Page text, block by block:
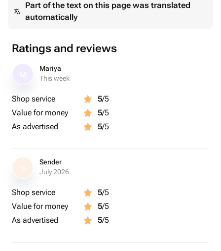
Доставка через СМС
✓ Место: любая точка Мира
✓ будет отправлен платформой flowwow по СМС
указанному получателю
✓ Цена доставки: бесплатно 0 руб.
✓ Формат доставки: файл .pdf
✓ В рабочее время, сотрудники обработают заказ
Консультация мастера и индивидуальный подбор
стрижек
двумя мастерами
Консультация мастера по домашнему уходу и укладке
После окончания стрижки Вам предложат выпит чай
Part of the text on this page was translated
automatically
Ratings and reviews
Mariya
This week
Shop service 5/5
Value for money
5/5
As advertised
5/5
S
Sender
July 2026
Shop service 5/5
Value for money
5/5
As advertised
5/5